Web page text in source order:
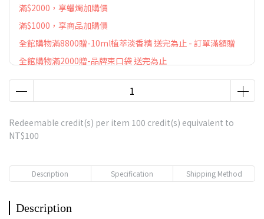
滿$2000，享蠟燭加購價
滿$1000，享商品加購價
全館購物滿8800贈-10ml植萃淡香精 送完為止 - 訂單滿額贈
全館購物滿2000贈-品牌束口袋 送完為止
Redeemable credit(s) per item 100 credit(s) equivalent to
NT$100
Description Specification Shipping Method
Description